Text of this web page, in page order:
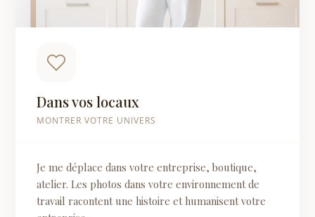
Dans vos locaux
MONTRER VOTRE UNIVERS
Je me déplace dans votre entreprise, boutique,
atelier. Les photos dans votre environnement de
travail racontent une histoire et humanisent votre